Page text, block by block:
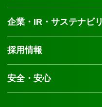
企業・IR・サステナビ
採用情報
安全・安心